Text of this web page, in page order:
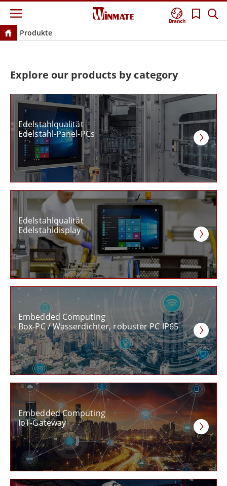
Branch
Produkte
Explore our products by category
Edelstahlqualität
Edelstahl-Panel-PCs
Edelstahlqualität
Edelstahldisplay
Embedded Computing
Box-PC / Wasserdichter, robuster PC IP65
Embedded Computing
IoT-Gateway